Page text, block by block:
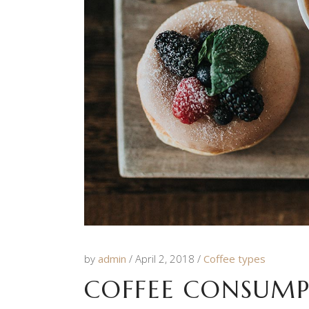
by admin April 2, 2018 Coffee types
COFFEE